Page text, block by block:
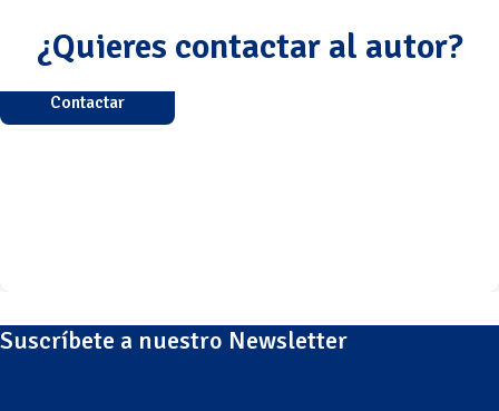
¿Quieres contactar al autor?
Contactar
Suscríbete a nuestro Newsletter